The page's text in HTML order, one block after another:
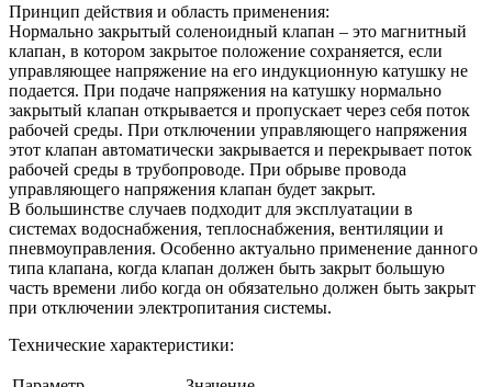
Принцип действия и область применения:
Нормально закрытый соленоидный клапан – это магнитный
клапан, в котором закрытое положение сохраняется, если
управляющее напряжение на его индукционную катушку не
подается. При подаче напряжения на катушку нормально
закрытый клапан открывается и пропускает через себя поток
рабочей среды. При отключении управляющего напряжения
этот клапан автоматически закрывается и перекрывает поток
рабочей среды в трубопроводе. При обрыве провода
управляющего напряжения клапан будет закрыт.
В большинстве случаев подходит для эксплуатации в
системах водоснабжения, теплоснабжения, вентиляции и
пневмоуправления. Особенно актуально применение данного
типа клапана, когда клапан должен быть закрыт большую
часть времени либо когда он обязательно должен быть закрыт
при отключении электропитания системы.
Технические характеристики: